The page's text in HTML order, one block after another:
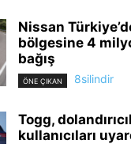
Nissan
bölgesine 4
bağış
ÖNE ÇIKAN 8silindir
Togg,
kullanıcıları